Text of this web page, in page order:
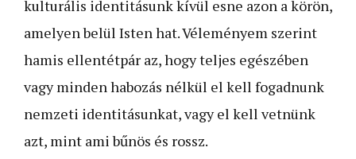
kulturális identitásunk kívül esne azon a körön,
amelyen belül Isten hat. Véleményem szerint
hamis ellentétpár az, hogy teljes egészében
vagy minden habozás nélkül el kell fogadnunk
nemzeti identitásunkat, vagy el kell vetnünk
azt, mint ami bűnös és rossz.